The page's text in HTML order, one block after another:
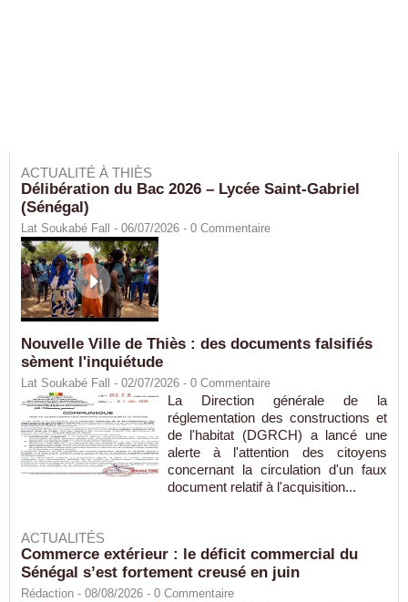
ACTUALITÉ À THIÈS
Délibération du Bac 2026 – Lycée Saint-Gabriel
(Sénégal)
Lat Soukabé Fall - 06/07/2026 - 0 Commentaire
Nouvelle Ville de Thiès : des documents falsifiés
sèment l'inquiétude
Lat Soukabé Fall - 02/07/2026 - 0 Commentaire
La Direction générale de la
réglementation des constructions et
de l'habitat (DGRCH) a lancé une
alerte à l'attention des citoyens
concernant la circulation d'un faux
document relatif à l'acquisition...
ACTUALITÉS
Commerce extérieur : le déficit commercial du
Sénégal s’est fortement creusé en juin
Rédaction - 08/08/2026 - 0 Commentaire